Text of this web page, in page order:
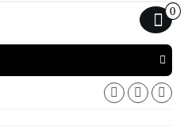
0